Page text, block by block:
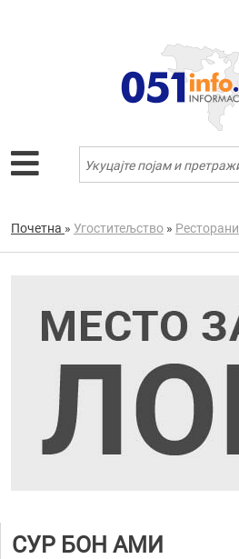
Почетна » Угоститељство » Ресторани
СУР БОН АМИ